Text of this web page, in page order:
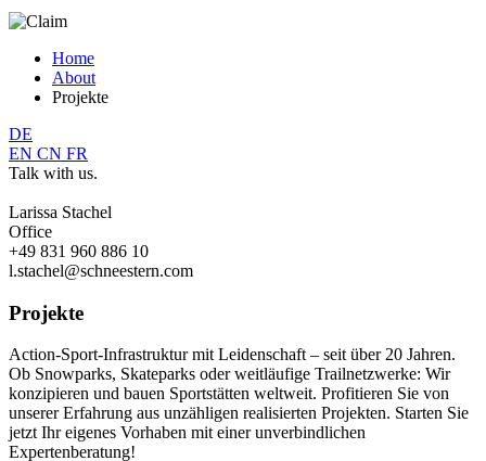
Home
About
Projekte
DE
EN CN FR
Talk with us.
Larissa Stachel
Office
+49 831 960 886 10
l.stachel@schneestern.com
Projekte
Action-Sport-Infrastruktur mit Leidenschaft – seit über 20 Jahren.
Ob Snowparks, Skateparks oder weitläufige Trailnetzwerke: Wir
konzipieren und bauen Sportstätten weltweit. Profitieren Sie von
unserer Erfahrung aus unzähligen realisierten Projekten. Starten Sie
jetzt Ihr eigenes Vorhaben mit einer unverbindlichen
Expertenberatung!